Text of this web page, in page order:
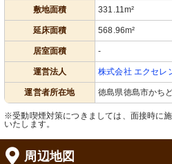
敷地面積 331.11m²
延床面積 568.96m²
居室面積 -
運営法人 株式会社 エクセレ
運営者所在地 徳島県徳島市かち
※受動喫煙対策につきましては、面接時に
いたします。
周辺地図